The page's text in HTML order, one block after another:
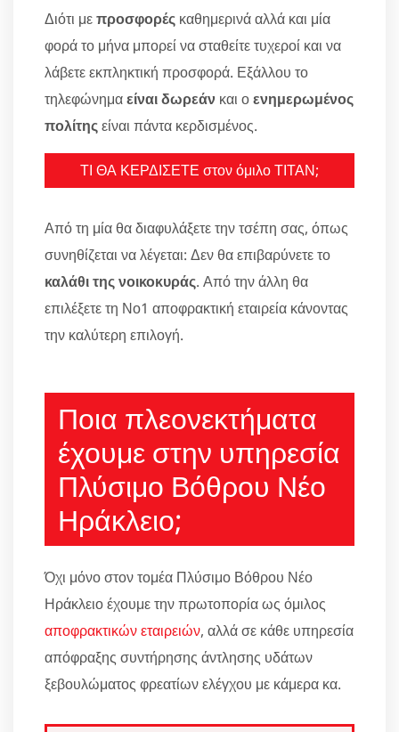
Διότι μεπροσφορές καθημερινά αλλά και μία
φορά το μήνα μπορεί να σταθείτε τυχεροί και να
λάβετε εκπληκτική προσφορά. Εξάλλου το
τηλεφώνημαείναι δωρεάν και οενημερωμένος
πολίτηςείναι πάντα κερδισμένος.
ΤΙ ΘΑ ΚΕΡΔΙΣΕΤΕ στον όμιλο ΤΙΤΑΝ;
Από τη μία θα διαφυλάξετε την τσέπη σας, όπως
συνηθίζεται να λέγεται: Δεν θα επιβαρύνετε το
καλάθι της νοικοκυράς. Από την άλλη θα
επιλέξετε τη Νο1 αποφρακτική εταιρεία κάνοντας
την καλύτερη επιλογή.
Ποια πλεονεκτήματα
έχουμε στην υπηρεσία
Πλύσιμο Βόθρου Νέο
Ηράκλειο;
Όχι μόνο στον τομέα Πλύσιμο Βόθρου Νέο
Ηράκλειο έχουμε την πρωτοπορία ως όμιλος
αποφρακτικών εταιρειών, αλλά σε κάθε υπηρεσία
απόφραξης συντήρησης άντλησης υδάτων
ξεβουλώματος φρεατίων ελέγχου με κάμερα κα.